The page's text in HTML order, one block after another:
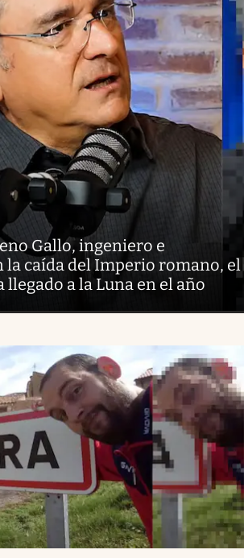
Gallo, ingeniero e
la caída del Imperio romano, el
a la Luna en el año